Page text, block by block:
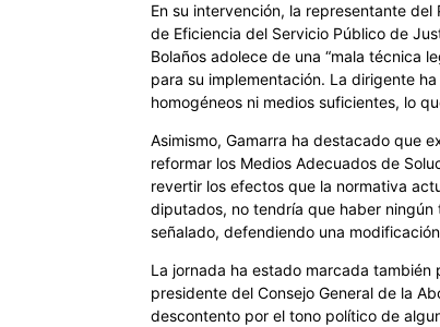
En su intervención, la representante
de Eficiencia del Servicio Público de
Bolaños adolece de una “mala técnica
para su implementación. La dirigente
homogéneos ni medios suficientes, lo
Asimismo, Gamarra ha destacado que
reformar los Medios Adecuados de
revertir los efectos que la normativa
diputados, no tendría que haber
señalado, defendiendo una
La jornada ha estado marcada
presidente del Consejo General de la
descontento por el tono político de